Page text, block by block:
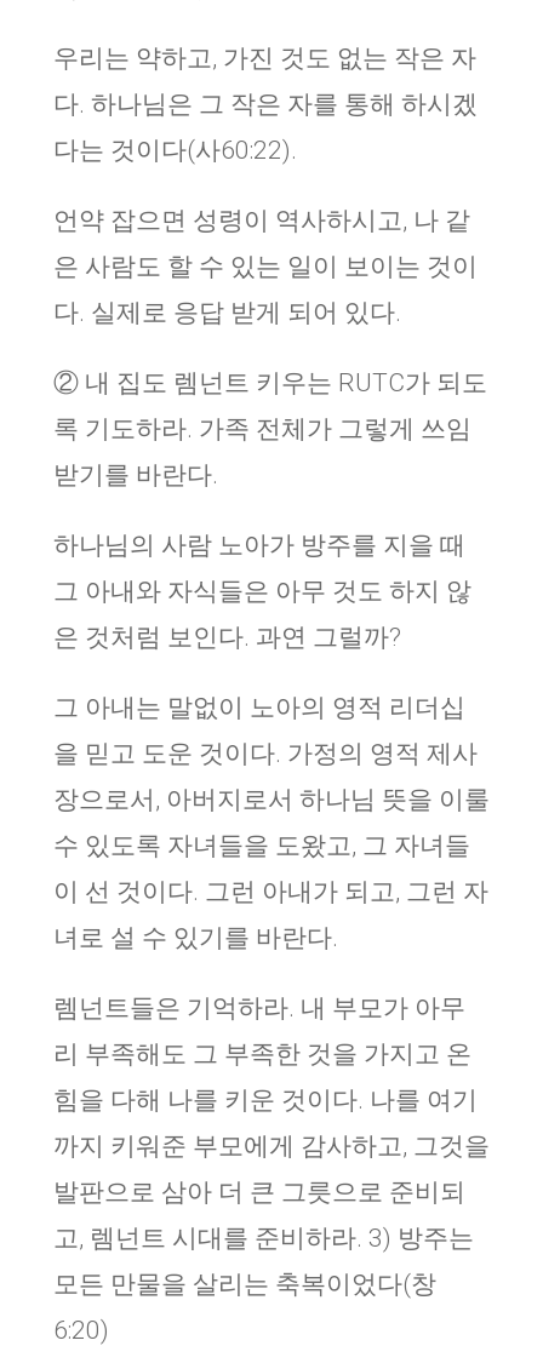
우리는 약하고, 가진 것도 없는 작은 자
다. 하나님은 그 작은 자를 통해 하시겠
다는 것이다(사60:22).
언약 잡으면 성령이 역사하시고, 나 같
은 사람도 할 수 있는 일이 보이는 것이
다. 실제로 응답 받게 되어 있다.
② 내 집도 렘넌트 키우는 RUTC가 되도
록 기도하라. 가족 전체가 그렇게 쓰임
받기를 바란다.
하나님의 사람 노아가 방주를 지을 때
그 아내와 자식들은 아무 것도 하지 않
은 것처럼 보인다. 과연 그럴까?
그 아내는 말없이 노아의 영적 리더십
을 믿고 도운 것이다. 가정의 영적 제사
장으로서, 아버지로서 하나님 뜻을 이룰
수 있도록 자녀들을 도왔고, 그 자녀들
이 선 것이다. 그런 아내가 되고, 그런 자
녀로 설 수 있기를 바란다.
렘넌트들은 기억하라. 내 부모가 아무
리 부족해도 그 부족한 것을 가지고 온
힘을 다해 나를 키운 것이다. 나를 여기
까지 키워준 부모에게 감사하고, 그것을
발판으로 삼아 더 큰 그릇으로 준비되
고, 렘넌트 시대를 준비하라. 3) 방주는
모든 만물을 살리는 축복이었다(창
6:20)